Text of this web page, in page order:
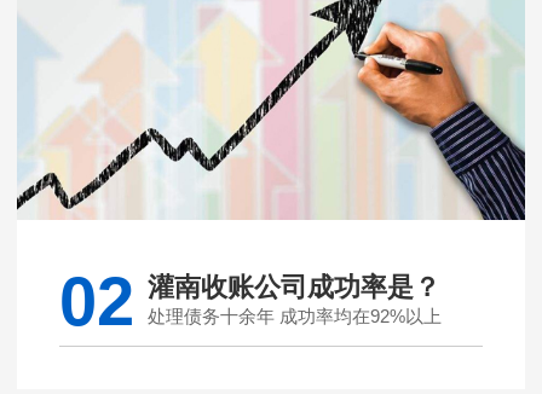
02 灌南收账公司成功率是？
处理债务十余年 成功率均在92%以上